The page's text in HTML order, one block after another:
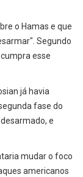
o Hamas e que
Segundo
esse
já havia
fase do
e
mudar o foco
americanos